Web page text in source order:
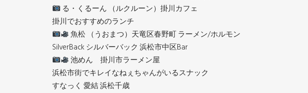
る・くるーん （ルクルーン）掛川カフェ
掛川でおすすめのランチ
魚松 （うおまつ）天竜区春野町 ラーメン/ホルモン
SilverBack シルバーバック 浜松市中区Bar
池めん 掛川市ラーメン屋
浜松市街でキレイなねぇちゃんがいるスナック
すなっく 愛結 浜松千歳